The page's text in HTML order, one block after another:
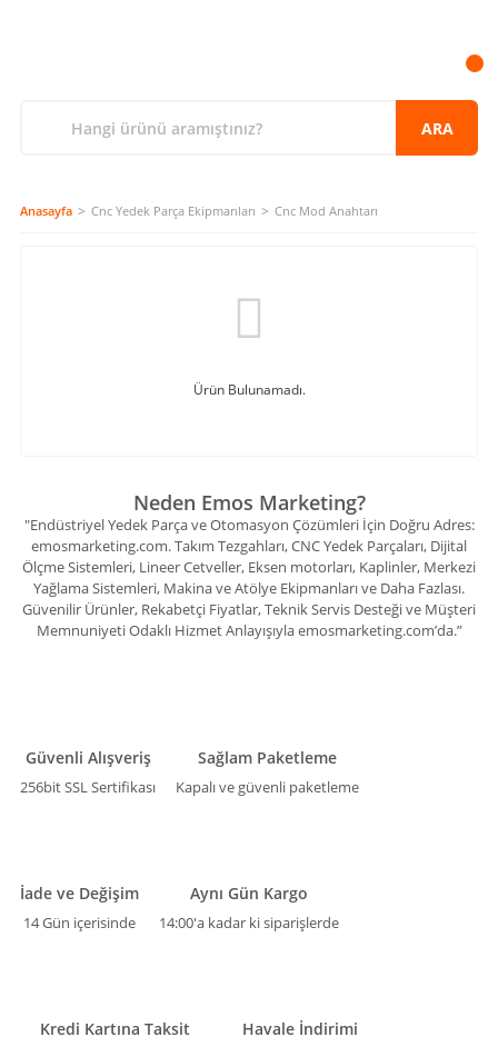
ARA
Anasayfa Cnc Yedek Parça Ekipmanları Cnc Mod Anahtarı
Ürün Bulunamadı.
Neden Emos Marketing?
"Endüstriyel Yedek Parça ve Otomasyon Çözümleri İçin Doğru Adres:
emosmarketing.com. Takım Tezgahları, CNC Yedek Parçaları, Dijital
Ölçme Sistemleri, Lineer Cetveller, Eksen motorları, Kaplinler, Merkezi
Yağlama Sistemleri, Makina ve Atölye Ekipmanları ve Daha Fazlası.
Güvenilir Ürünler, Rekabetçi Fiyatlar, Teknik Servis Desteği ve Müşteri
Memnuniyeti Odaklı Hizmet Anlayışıyla emosmarketing.com’da.”
Güvenli Alışveriş
256bit SSL Sertifikası
Sağlam Paketleme
Kapalı ve güvenli paketleme
İade ve Değişim
14 Gün içerisinde
Aynı Gün Kargo
14:00'a kadar ki siparişlerde
Kredi Kartına Taksit Havale İndirimi